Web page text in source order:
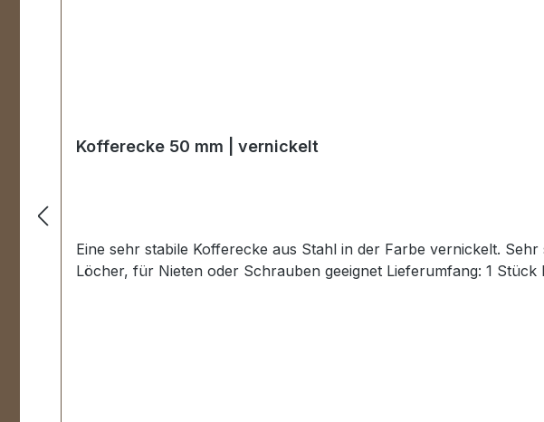
Kofferecke 50 mm | vernickelt
Eine sehr stabile Kofferecke aus Stahl in der Farbe vernickelt.
Löcher, für Nieten oder Schrauben geeignet Lieferumfang: 1 Stück